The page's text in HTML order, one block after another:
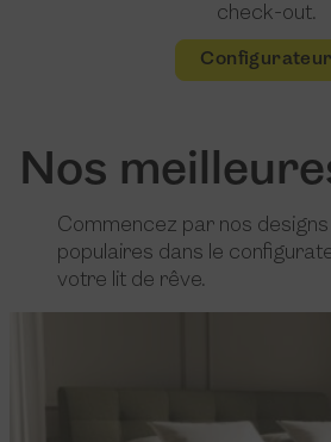
check-out.
Configurateur
Nos
Commencez par nos designs
populaires dans le
votre lit de rêve.